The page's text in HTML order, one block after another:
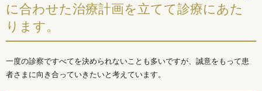
に合わせた治療計画を立てて診療にあた
ります。
一度の診察ですべてを決められないことも多いですが、誠意をもって患
者さまに向き合っていきたいと考えています。